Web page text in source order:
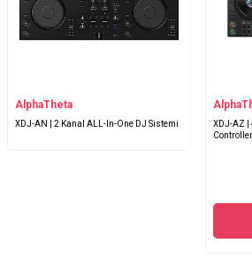
AlphaTheta
XDJ-AN | 2 Kanal ALL-In-One DJ Sistemi
XDJ-AZ |
Controller